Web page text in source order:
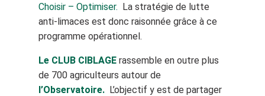
Choisir – Optimiser. La stratégie de lutte
anti-limaces est donc raisonnée grâce à ce
programme opérationnel.
Le CLUB CIBLAGErassemble en outre plus
de 700 agriculteurs autour de
l’Observatoire.L’objectif y est de partager